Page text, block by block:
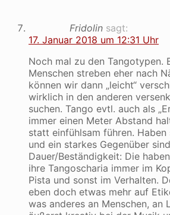
Fridolin sagt:
17. Januar 2018 um 12:31 Uhr
Noch mal zu den Tangotypen.
Menschen streben eher nach
können wir dann „leicht“
wirklich in den anderen
suchen. Tango evtl. auch als
immer einen Meter Abstand
statt einfühlsam führen.
und ein starkes Gegenüber
Dauer/Beständigkeit: Die
ihre Tangoscharia immer im
Pista und sonst im Verhalten.
eben doch etwas mehr auf
was anderes an Menschen,